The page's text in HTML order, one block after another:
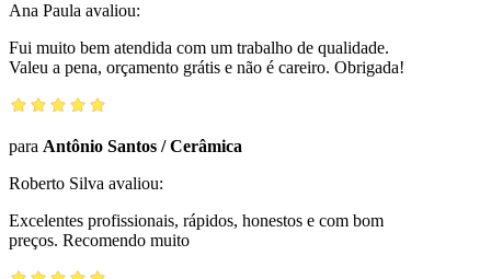
Ana Paula avaliou:
Fui muito bem atendida com um trabalho de qualidade.
Valeu a pena, orçamento grátis e não é careiro. Obrigada!
para Antônio Santos /Cerâmica
Roberto Silva avaliou:
Excelentes profissionais, rápidos, honestos e com bom
preços. Recomendo muito